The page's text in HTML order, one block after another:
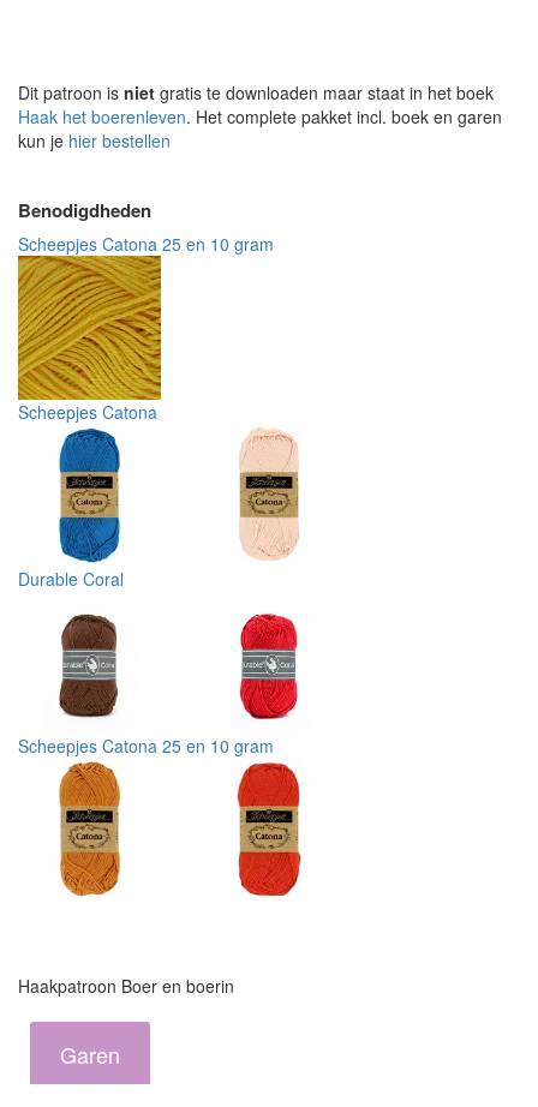
Dit patroon is niet gratis te downloaden maar staat in het boek
Haak het boerenleven. Het complete pakket incl. boek en garen
kun je hier bestellen
Benodigdheden
Scheepjes Catona 25 en 10 gram
Scheepjes Catona
Durable Coral
Scheepjes Catona 25 en 10 gram
Haakpatroon Boer en boerin
Garen